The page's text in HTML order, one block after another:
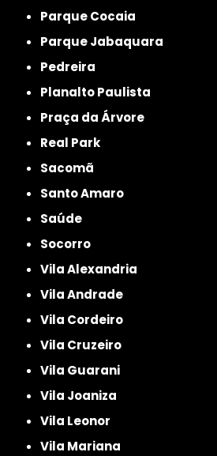
Parque Cocaia
Parque Jabaquara
Pedreira
Planalto Paulista
Praça da Árvore
Real Park
Sacomã
Santo Amaro
Saúde
Socorro
Vila Alexandria
Vila Andrade
Vila Cordeiro
Vila Cruzeiro
Vila Guarani
Vila Joaniza
Vila Leonor
Vila Mariana